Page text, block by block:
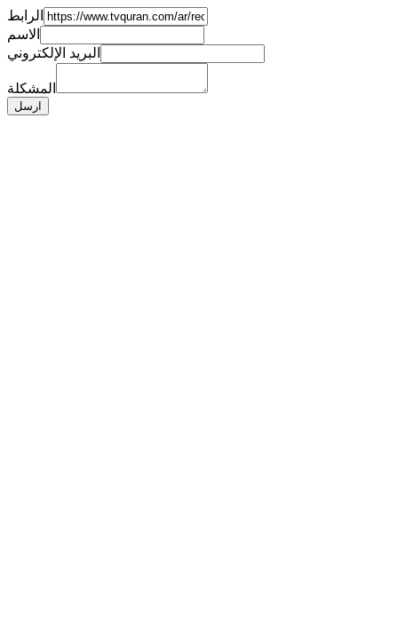
الرابط
الاسم
البريد الإلكتروني
المشكلة
ارسل